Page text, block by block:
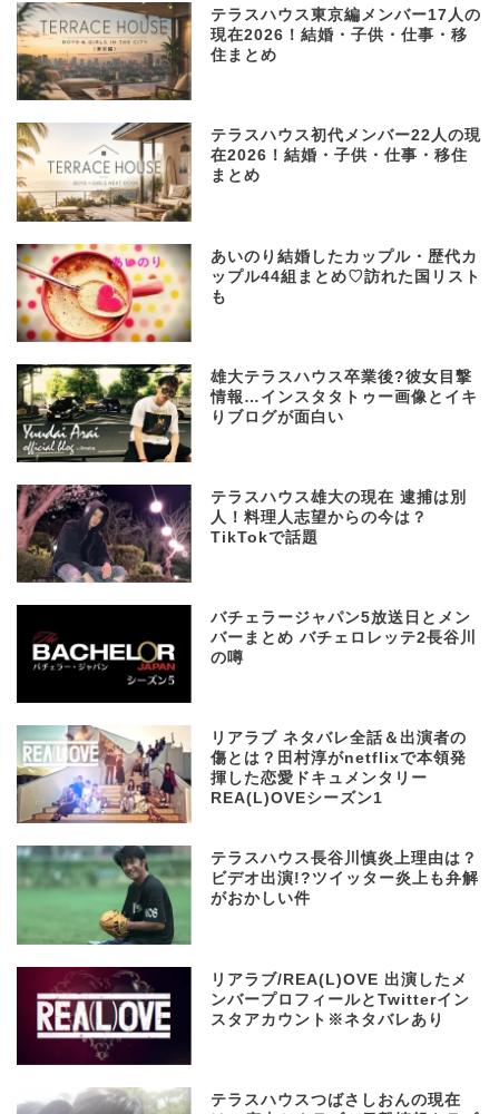
テラスハウス東京編メンバー17人の
現在2026！結婚・子供・仕事・移
住まとめ
テラスハウス初代メンバー22人の現
在2026！結婚・子供・仕事・移住
まとめ
あいのり結婚したカップル・歴代カ
ップル44組まとめ♡訪れた国リスト
も
雄大テラスハウス卒業後?彼女目撃
情報…インスタタトゥー画像とイキ
りブログが面白い
テラスハウス雄大の現在 逮捕は別
人！料理人志望からの今は？
TikTokで話題
バチェラージャパン5放送日とメン
バーまとめ バチェロレッテ2長谷川
の噂
リアラブ ネタバレ全話＆出演者の
傷とは？田村淳がnetflixで本領発
揮した恋愛ドキュメンタリー
REA(L)OVEシーズン1
テラスハウス長谷川慎炎上理由は？
ビデオ出演!?ツイッター炎上も弁解
がおかしい件
リアラブ/REA(L)OVE 出演したメ
ンバープロフィールとTwitterイン
スタアカウント※ネタバレあり
テラスハウスつばさしおんの現在